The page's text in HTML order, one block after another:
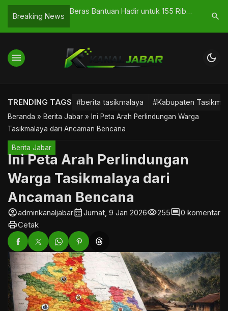
Breaking News
Dinas
Beras Bantuan Hadir untuk 155 Ribu
Bergerak Bersama
KH
Sikap
search
menu dark_mode
TRENDING TAGS #berita tasikmalaya #Kabupaten
Beranda » Berita Jabar » Ini Peta Arah Perlindungan Warga
Tasikmalaya dari Ancaman Bencana
Berita Jabar
Ini Peta Arah Perlindungan
Warga Tasikmalaya dari
Ancaman Bencana
account_circleadminkanaljabarcalendar_monthJumat, 9 Jan 2026visibility255comment0 komentar
printCetak